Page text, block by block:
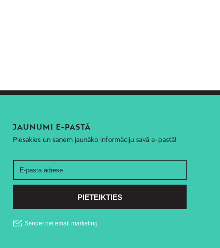
JAUNUMI E-PASTĀ
Piesakies un saņem jaunāko informāciju savā e-pastā!